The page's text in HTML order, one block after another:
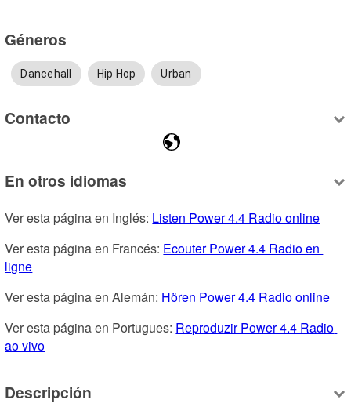
Géneros
Dancehall Hip Hop Urban
Contacto
En otros idiomas
Ver esta página en Inglés: Listen Power 4.4 Radio online
Ver esta página en Francés: Ecouter Power 4.4 Radio en
ligne
Ver esta página en Alemán: Hören Power 4.4 Radio online
Ver esta página en Portugues: Reproduzir Power 4.4 Radio
ao vivo
Descripción